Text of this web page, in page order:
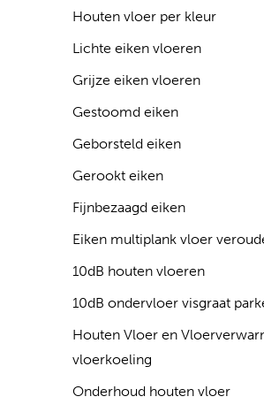
Houten vloer per kleur
Lichte eiken vloeren
Grijze eiken vloeren
Gestoomd eiken
Geborsteld eiken
Gerookt eiken
Fijnbezaagd eiken
Eiken multiplank vloer
10dB houten vloeren
10dB ondervloer visgraat
Houten Vloer en
vloerkoeling
Onderhoud houten vloer